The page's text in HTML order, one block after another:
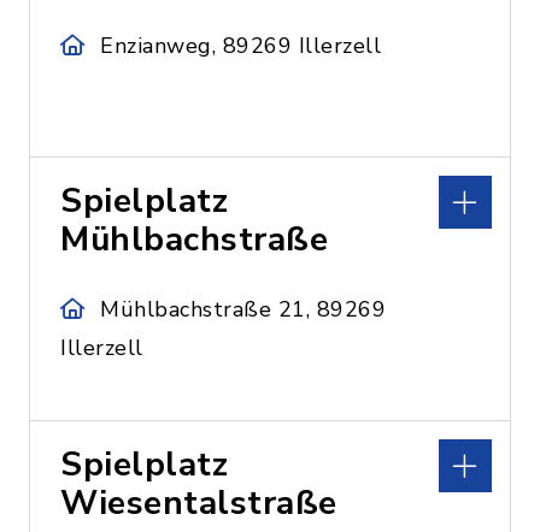
Enzianweg, 89269 Illerzell
Spielplatz
Mühlbachstraße
Mühlbachstraße 21, 89269
Illerzell
Spielplatz
Wiesentalstraße